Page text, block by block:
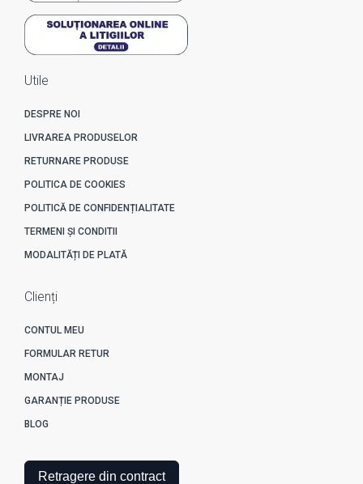
Utile
DESPRE NOI
LIVRAREA PRODUSELOR
RETURNARE PRODUSE
POLITICA DE COOKIES
POLITICĂ DE CONFIDENȚIALITATE
TERMENI ȘI CONDITII
MODALITĂȚI DE PLATĂ
Clienți
CONTUL MEU
FORMULAR RETUR
MONTAJ
GARANȚIE PRODUSE
BLOG
Retragere din contract